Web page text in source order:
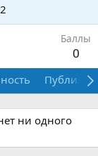
Баллы
0
ни одного